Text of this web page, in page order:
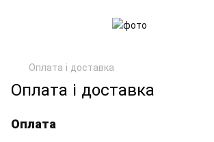
Оплата і доставка
Оплата і доставка
Оплата